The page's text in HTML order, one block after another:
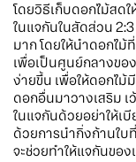
โดยวิธีเก็บดอกไม้สดใ
ในแจกันในสัดส่วน
มาก โดยให้นำดอกไ
เพื่อเป็นศูนย์กลางขอ
ง่ายขึ้น เพื่อให้ดอกไ
ดอกอื่นมาวางเสริม เ
ในแจกันด้วยอย่าให้เ
ด้วยการนำกิ่งก้านใ
จะช่วยทำให้แจกันขอ